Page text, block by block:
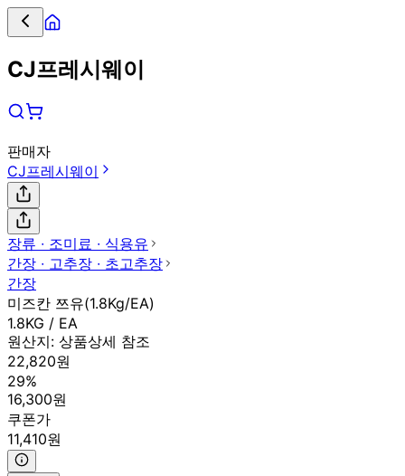
CJ프레시웨이
판매자
CJ프레시웨이
장류 ∙ 조미료 ∙ 식용유
간장 ∙ 고추장 ∙ 초고추장
간장
미즈칸 쯔유(1.8Kg/EA)
1.8KG / EA
원산지: 상품상세 참조
22,820원
29%
16,300원
쿠폰가
11,410원